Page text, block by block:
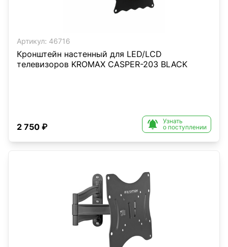
Артикул: 46716
Кронштейн настенный для LED/LCD
телевизоров KROMAX CASPER-203 BLACK
2 750 ₽ 
Узнать
о поступлении